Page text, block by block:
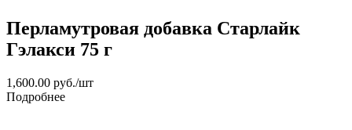
Перламутровая добавка Старлайк
Гэлакси 75 г
1,600.00 руб./шт
Подробнее